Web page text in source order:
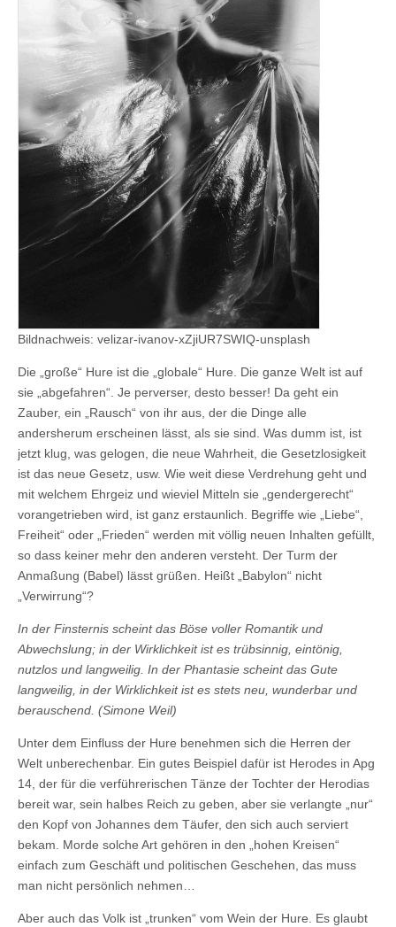
Bildnachweis: velizar-ivanov-xZjiUR7SWIQ-unsplash
Die „große“ Hure ist die „globale“ Hure. Die ganze Welt ist auf
sie „abgefahren“. Je perverser, desto besser! Da geht ein
Zauber, ein „Rausch“ von ihr aus, der die Dinge alle
andersherum erscheinen lässt, als sie sind. Was dumm ist, ist
jetzt klug, was gelogen, die neue Wahrheit, die Gesetzlosigkeit
ist das neue Gesetz, usw. Wie weit diese Verdrehung geht und
mit welchem Ehrgeiz und wieviel Mitteln sie „gendergerecht“
vorangetrieben wird, ist ganz erstaunlich. Begriffe wie „Liebe“,
Freiheit“ oder „Frieden“ werden mit völlig neuen Inhalten gefüllt,
so dass keiner mehr den anderen versteht. Der Turm der
Anmaßung (Babel) lässt grüßen. Heißt „Babylon“ nicht
„Verwirrung“?
In der Finsternis scheint das Böse voller Romantik und
Abwechslung; in der Wirklichkeit ist es trübsinnig, eintönig,
nutzlos und langweilig. In der Phantasie scheint das Gute
langweilig, in der Wirklichkeit ist es stets neu, wunderbar und
berauschend. (Simone Weil)
Unter dem Einfluss der Hure benehmen sich die Herren der
Welt unberechenbar. Ein gutes Beispiel dafür ist Herodes in Apg
14, der für die verführerischen Tänze der Tochter der Herodias
bereit war, sein halbes Reich zu geben, aber sie verlangte „nur“
den Kopf von Johannes dem Täufer, den sich auch serviert
bekam. Morde solche Art gehören in den „hohen Kreisen“
einfach zum Geschäft und politischen Geschehen, das muss
man nicht persönlich nehmen…
Aber auch das Volk ist „trunken“ vom Wein der Hure. Es glaubt